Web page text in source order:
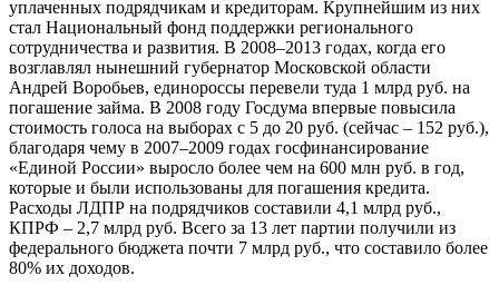
уплаченных подрядчикам и кредиторам. Крупнейшим из них
стал Национальный фонд поддержки регионального
сотрудничества и развития. В 2008–2013 годах, когда его
возглавлял нынешний губернатор Московской области
Андрей Воробьев, единороссы перевели туда 1 млрд руб. на
погашение займа. В 2008 году Госдума впервые повысила
стоимость голоса на выборах с 5 до 20 руб. (сейчас – 152 руб.),
благодаря чему в 2007–2009 годах госфинансирование
«Единой России» выросло более чем на 600 млн руб. в год,
которые и были использованы для погашения кредита.
Расходы ЛДПР на подрядчиков составили 4,1 млрд руб.,
КПРФ – 2,7 млрд руб. Всего за 13 лет партии получили из
федерального бюджета почти 7 млрд руб., что составило более
80% их доходов.